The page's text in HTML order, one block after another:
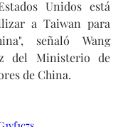
Unidos está
a Taiwan para
señaló Wang
del Ministerio de
de China.